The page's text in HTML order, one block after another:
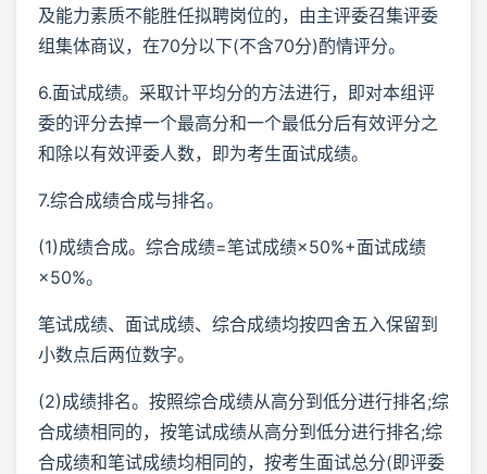
及能力素质不能胜任拟聘岗位的，由主评委召集评委
组集体商议，在70分以下(不含70分)酌情评分。
6.面试成绩。采取计平均分的方法进行，即对本组评
委的评分去掉一个最高分和一个最低分后有效评分之
和除以有效评委人数，即为考生面试成绩。
7.综合成绩合成与排名。
(1)成绩合成。综合成绩=笔试成绩×50%+面试成绩
×50%。
笔试成绩、面试成绩、综合成绩均按四舍五入保留到
小数点后两位数字。
(2)成绩排名。按照综合成绩从高分到低分进行排名;综
合成绩相同的，按笔试成绩从高分到低分进行排名;综
合成绩和笔试成绩均相同的，按考生面试总分(即评委